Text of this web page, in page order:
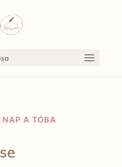
A TÓBA